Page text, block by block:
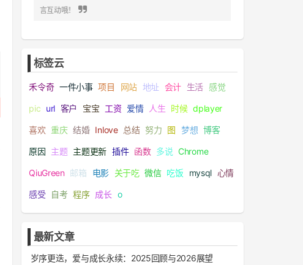
言互动哦！

标签云
禾令奇 一件小事 项目 网站 地址 会计 生活 感觉
pic url 客户 宝宝 工资 爱情 人生 时候 dplayer
喜欢 重庆 结婚 Inlove 总结 努力 图 梦想 博客
原因 主题 主题更新 插件 函数 多说 Chrome
QiuGreen 邮箱 电影 关于吃 微信 吃饭 mysql 心情
感受 自考 程序 成长 o
最新文章
岁序更迭，爱与成长永续：2025回顾与2026展望